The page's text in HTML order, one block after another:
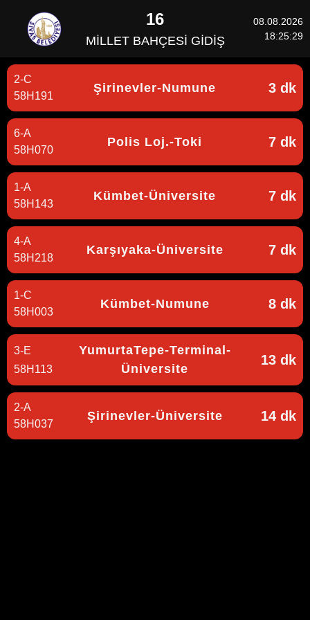
16
MİLLET BAHÇESİ GİDİŞ
08.08.2026
18:25:29
2-C
Şirinevler-Numune 3 dk
58H191
6-A
Polis Loj.-Toki 7 dk
58H070
1-A
Kümbet-Üniversite 7 dk
58H143
4-A
Karşıyaka-Üniversite 7 dk
58H218
1-C
Kümbet-Numune 8 dk
58H003
3-E
YumurtaTepe-Terminal-
Üniversite
13 dk
58H113
2-A
Şirinevler-Üniversite 14 dk
58H037